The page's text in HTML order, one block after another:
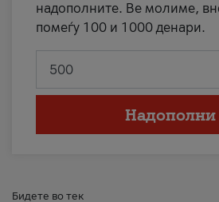
надополните. Ве молиме,
помеѓу 100 и 1000 денари.
Надополни
Бидете во тек